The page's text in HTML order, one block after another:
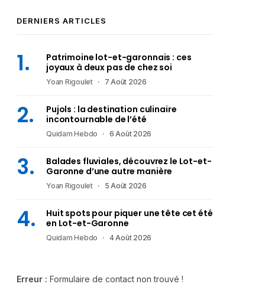
DERNIERS ARTICLES
Patrimoine lot-et-garonnais : ces
joyaux à deux pas de chez soi
Yoan Rigoulet 7 Août 2026
Pujols : la destination culinaire
incontournable de l’été
Quidam Hebdo 6 Août 2026
Balades fluviales, découvrez le Lot-et-
Garonne d’une autre manière
Yoan Rigoulet 5 Août 2026
Huit spots pour piquer une tête cet été
en Lot-et-Garonne
Quidam Hebdo 4 Août 2026
Erreur : Formulaire de contact non trouvé !